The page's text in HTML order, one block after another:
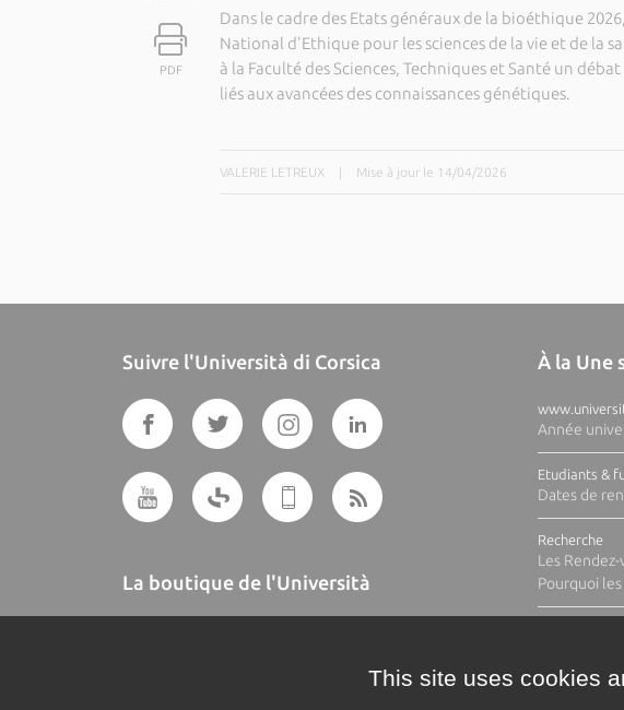
PDF
Dans le cadre des Etats généraux de la bioéthique
National d'Ethique pour les sciences de la vie et de la
à la Faculté des Sciences, Techniques et Santé un
liés aux avancées des connaissances génétiques.
VALERIE LETREUX Mise à jour le 14/04/2026
Suivre l'Università di Corsica
La boutique de l'Università
À la Une
Année
Etudiants &
Dates de
Recherche
Les
Pourquoi
This site uses cookies